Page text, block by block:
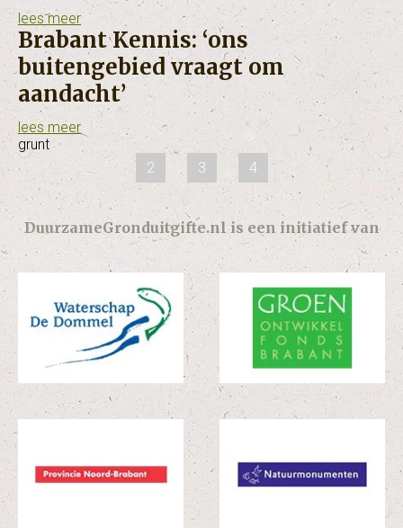
lees meer
Brabant Kennis: ‘ons
buitengebied vraagt om
aandacht’
lees meer
grunt
2
3 4
DuurzameGronduitgifte.nl is een initiatief van